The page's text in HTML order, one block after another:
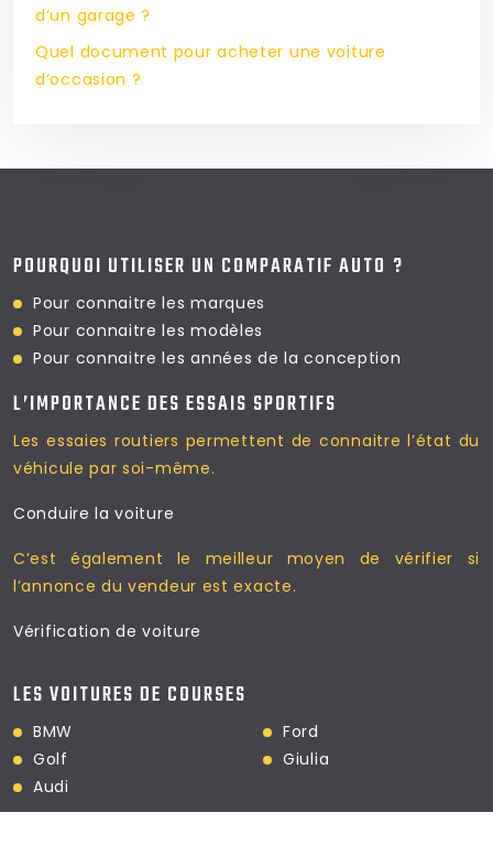
d’un garage ?
Quel document pour acheter une voiture
d’occasion ?
POURQUOI UTILISER UN COMPARATIF AUTO ?
Pour connaitre les marques
Pour connaitre les modèles
Pour connaitre lesannées de la conception
L’IMPORTANCE DES ESSAIS SPORTIFS
Les essaies routiers permettent de connaitre l’état du
véhicule par soi-même.
Conduire la voiture
C’est également le meilleur moyen
de vérifier si
l’annonce du vendeur est exacte.
Vérification de voiture
LES VOITURES DE COURSES
BMW
Golf
Audi
Ford
Giulia